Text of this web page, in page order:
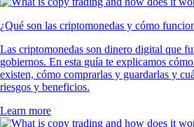
¿Qué son las criptomonedas y cómo
Las criptomonedas son dinero digital que
gobiernos. En esta guía te explicamos
existen, cómo comprarlas y guardarlas y
riesgos y beneficios.
Learn more